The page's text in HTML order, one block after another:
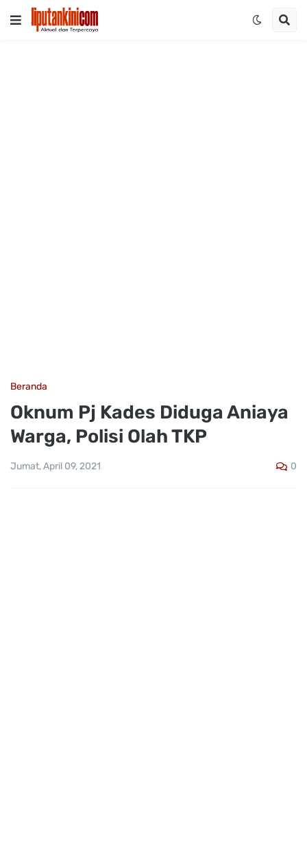
Beranda
Oknum Pj Kades Diduga Aniaya
Warga, Polisi Olah TKP
Jumat, April 09, 2021 0